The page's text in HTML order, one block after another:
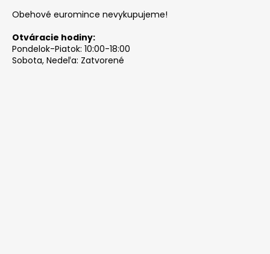
Obehové euromince nevykupujeme!
Otváracie hodiny:
Pondelok-Piatok: 10:00-18:00
Sobota, Nedeľa: Zatvorené